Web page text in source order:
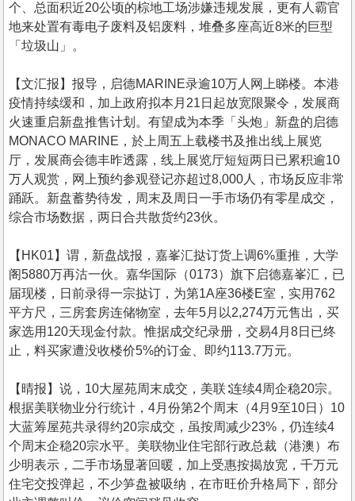
关
於
我
们
个、总面积近20公顷的棕地工场涉嫌违规发展，更有人霸官
地来处置有毒电子废料及铝废料，堆叠多座高近8米的巨型
「垃圾山」。
【文汇报】报导，启德MARINE录逾10万人网上睇楼。本港
疫情持续缓和，加上政府拟本月21日起放宽限聚令，发展商
火速重启新盘推售计划。有望成为本季「头炮」新盘的启德
MONACO MARINE，於上周五上载楼书及推出线上展览
厅，发展商会德丰昨透露，线上展览厅短短两日已累积逾10
万人观赏，网上预约参观登记亦超过8,000人，市场反应非常
踊跃。新盘蓄势待发，周末及周日一手市场仍有零星成交，
综合市场数据，两日合共散货约23伙。
【HK01】谓，新盘战报，嘉峯汇挞订货上调6%重推，大学
阁5880万再沽一伙。嘉华国际（0173）旗下启德嘉峯汇，已
届现楼，日前录得一宗挞订，为第1A座36楼E室，实用762
平方尺，三房套房连储物室，去年5月以2,274万元售出，买
家选用120天现金付款。惟据成交纪录册，交易4月8日已终
止，料买家遭没收楼价5%的订金、即约113.7万元。
【晴报】说，10大屋苑周末成交，美联∶连续4周企稳20宗。
根据美联物业分行统计，4月份第2个周末（4月9至10日）10
大蓝筹屋苑共录得约20宗成交，虽按周减少23%，仍连续4
个周末企稳20宗水平。美联物业住宅部行政总裁（港澳）布
少明表示，二手市场显著回暖，加上受惠按揭放宽，千万元
住宅交投弹起，不少笋盘被吸纳，在市旺价升格局下，部分